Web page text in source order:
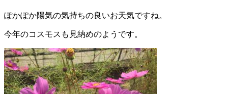
ぽかぽか陽気の気持ちの良いお天気ですね。
今年のコスモスも見納めのようです。